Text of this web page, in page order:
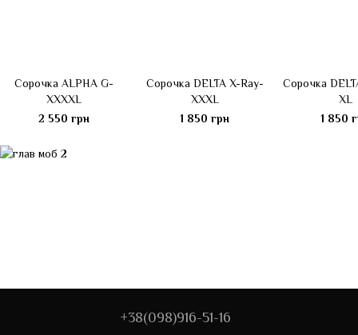
Сорочка ALPHA G-
XXXXL
2 550 грн
Сорочка DELTA X-Ray-
XXXL
1 850 грн
Сорочка
XL
1 850
+38(098)916-51-16